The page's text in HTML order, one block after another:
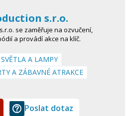
s.r.o.
se zaměřuje na ozvučení,
a provádí akce na klíč.
SVĚTLA A LAMPY
A ZÁBAVNÉ ATRAKCE
Poslat dotaz